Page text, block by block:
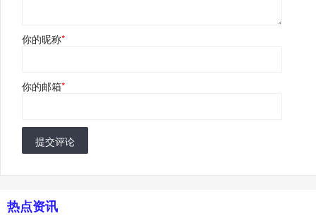
你的昵称*
你的邮箱*
提交评论
热点资讯